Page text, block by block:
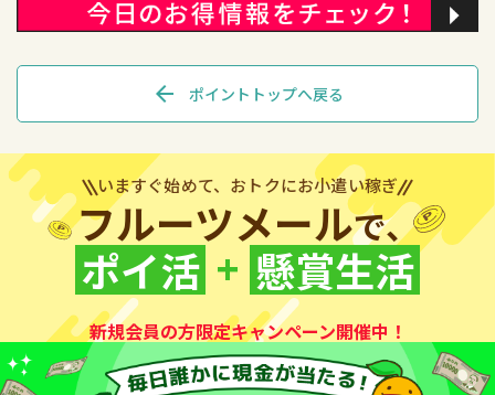
arrow_back ポイントトップへ戻る
いますぐ始めて、おトクにお小遣い稼ぎ
フルーツメールで、
ポイ活 + 懸賞生活
新規会員の方限定キャンペーン開催中！